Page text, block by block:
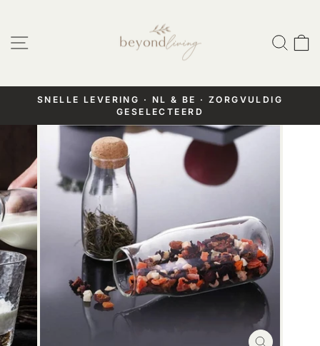
artikel
Pauzeer
diashow
SNELLE LEVERING · NL & BE · ZORGVULDIG
GESELECTEERD